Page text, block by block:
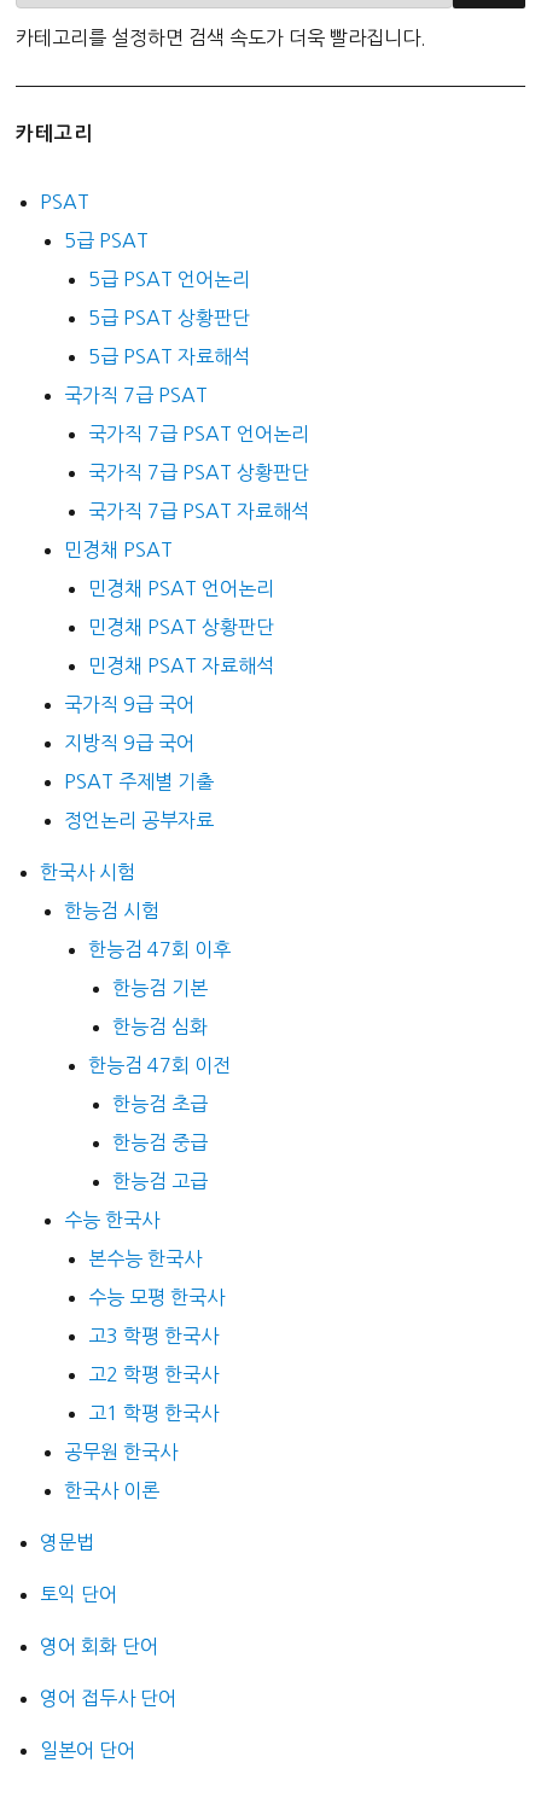
카테고리를 설정하면 검색 속도가 더욱 빨라집니다.
카테고리
PSAT
5급 PSAT
5급 PSAT 언어논리
5급 PSAT 상황판단
5급 PSAT 자료해석
국가직 7급 PSAT
국가직 7급 PSAT 언어논리
국가직 7급 PSAT 상황판단
국가직 7급 PSAT 자료해석
민경채 PSAT
민경채 PSAT 언어논리
민경채 PSAT 상황판단
민경채 PSAT 자료해석
국가직 9급 국어
지방직 9급 국어
PSAT 주제별 기출
정언논리 공부자료
한국사 시험
한능검 시험
한능검 47회 이후
한능검 기본
한능검 심화
한능검 47회 이전
한능검 초급
한능검 중급
한능검 고급
수능 한국사
본수능 한국사
수능 모평 한국사
고3 학평 한국사
고2 학평 한국사
고1 학평 한국사
공무원 한국사
한국사 이론
영문법
토익 단어
영어 회화 단어
영어 접두사 단어
일본어 단어